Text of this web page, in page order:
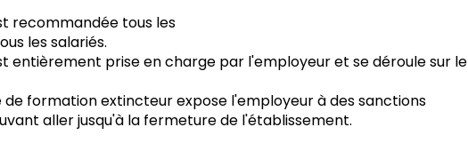
recommandée tous les
les salariés.
entièrement prise en charge par l'employeur et se déroule sur le
de formation extincteur expose l'employeur à des sanctions
aller jusqu'à la fermeture de l'établissement.